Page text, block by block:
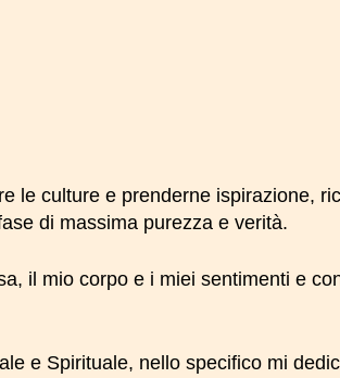
le culture e prenderne ispirazione,
di massima purezza e verità.
il mio corpo e i miei sentimenti e
e Spirituale, nello specifico mi